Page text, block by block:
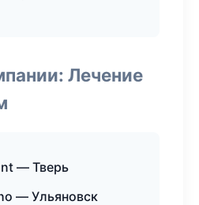
Лечение
— Тверь
— Ульяновск